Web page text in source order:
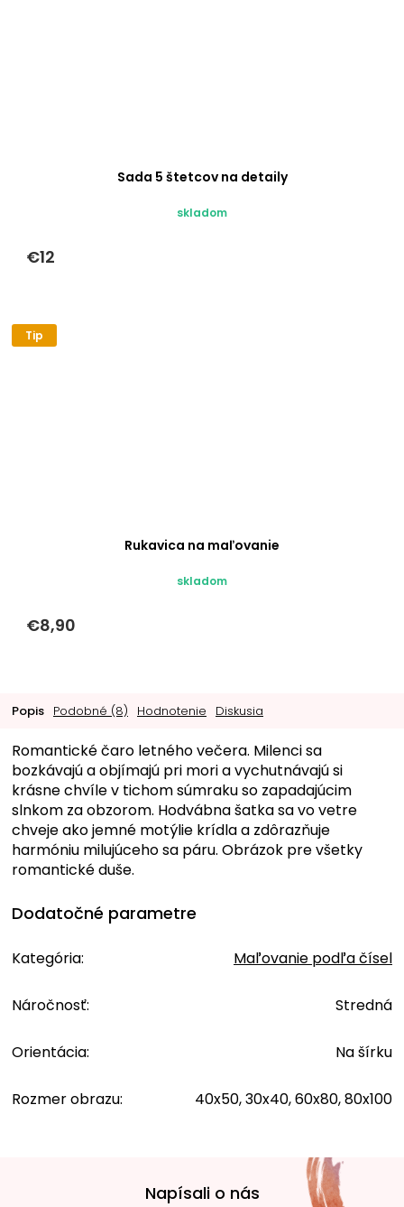
Sada 5 štetcov na detaily
skladom
€12
Tip
Rukavica na maľovanie
skladom
€8,90
Popis Podobné (8) Hodnotenie Diskusia
Romantické čaro letného večera. Milenci sa
bozkávajú a objímajú pri mori a vychutnávajú si
krásne chvíle v tichom súmraku so zapadajúcim
slnkom za obzorom. Hodvábna šatka sa vo vetre
chveje ako jemné motýlie krídla a zdôrazňuje
harmóniu milujúceho sa páru. Obrázok pre všetky
romantické duše.
Dodatočné parametre
Kategória: Maľovanie podľa čísel
Náročnosť: Stredná
Orientácia: Na šírku
Rozmer obrazu: 40x50, 30x40, 60x80, 80x100
Napísali o nás